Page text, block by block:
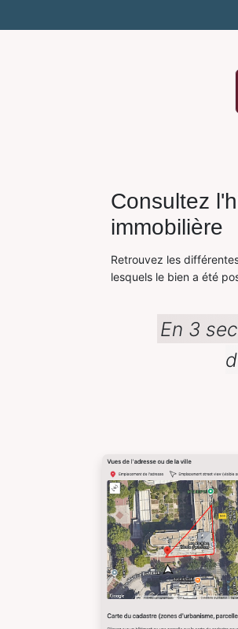
Consultez
immobilière
Retrouvez les
lesquels le bien a été
En 3